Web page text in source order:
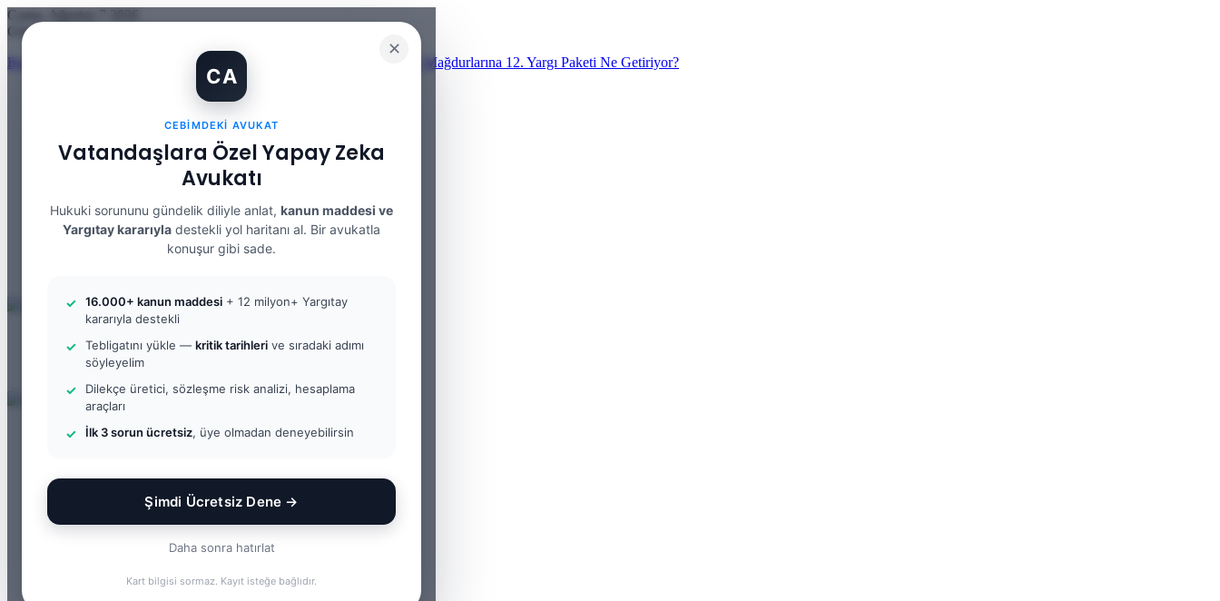
✕
CA
CEBIMDEKI AVUKAT
Vatandaşlara Özel Yapay Zeka
Avukatı
Hukuki sorununu gündelik diliyle anlat, kanun maddesi ve
Yargıtay kararıyla destekli yol haritanı al. Bir avukatla
konuşur gibi sade.
16.000+ kanun maddesi + 12 milyon+ Yargıtay
kararıyla destekli
Tebligatını yükle — kritik tarihleri ve sıradaki adımı
söyleyelim
Dilekçe üretici, sözleşme risk analizi, hesaplama
araçları
İlk 3 sorun ücretsiz, üye olmadan deneyebilirsin
Şimdi Ücretsiz Dene →
Daha sonra hatırlat
Kart bilgisi sormaz. Kayıt isteğe bağlıdır.
Cuma, Ağustos 7 2026
Güncel Makale
Banka Hesabımı Dolandırıcılara Kullandırdım, Başıma Ne Gelir? IBAN Mağdurlarına 12. Yargı Paketi Ne Getiriyor?
WhatsApp
Kayıt Ol
Rastgele Makale
Arama yap ...
Kayıt Ol
ANASAYFA
Ceza Hukuku
Gayrimenkul Hukuku
Medeni Hukuku
Tazminat Hukuku
Hap Bilgi